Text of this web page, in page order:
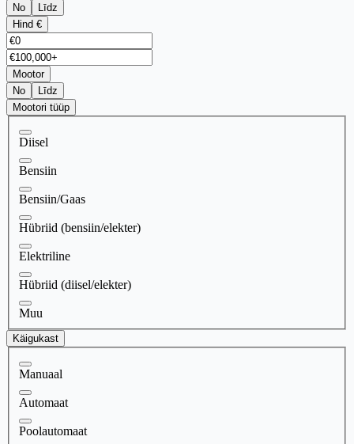
No
Līdz
Hind €
Mootor
No
Līdz
Mootori tüüp
Diisel
Bensiin
Bensiin/Gaas
Hübriid (bensiin/elekter)
Elektriline
Hübriid (diisel/elekter)
Muu
Käigukast
Manuaal
Automaat
Poolautomaat